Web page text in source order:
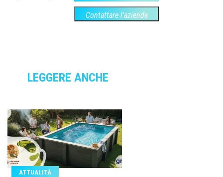
Contattare l'azienda
LEGGERE ANCHE
ATTUALITÀ